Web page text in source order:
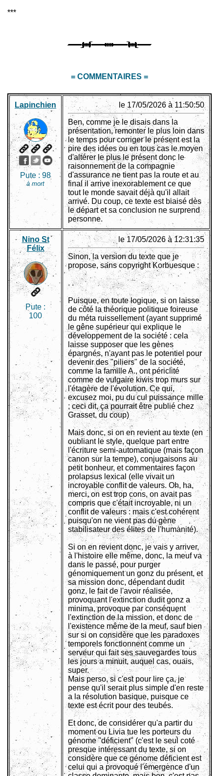
***
= COMMENTAIRES =
Lapinchien
Pute : 98
à mort
le 17/05/2026 à 11:50:50
Ben, comme je le disais dans la
présentation, remonter le plus loin dans
le temps pour corriger le présent est la
pire des idées ou en tous cas le moyen
d'altérer le plus le présent donc le
raisonnement de la compagnie
d'assurance ne tient pas la route et au
final il arrive inexorablement ce que
tout le monde savait déjà qu'il allait
arrivé. Du coup, ce texte est biaisé dès
le départ et sa conclusion ne surprend
personne.
Nino St
Félix
Pute :
100
le 17/05/2026 à 12:31:35
Sinon, la version du texte que je
propose, sans copyright Korbuesque :
. .
Puisque, en toute logique, si on laisse
de côté la théorique politique foireuse
du méta ruissellement (ayant supprimé
le gêne supérieur qui explique le
développement de la société : cela
laisse supposer que les gènes
épargnés, n'ayant pas le potentiel pour
devenir des "piliers" de la société,
comme la famille A., ont périclité
comme de vulgaire kiwis trop murs sur
l'étagère de l'évolution. Ce qui,
excusez moi, pu du cul puissance mille
; ceci dit, ça pourrait être publié chez
Grasset, du coup)
Mais donc, si on en revient au texte (en
oubliant le style, quelque part entre
l'écriture semi-automatique (mais façon
canon sur la tempe), conjugaisons au
petit bonheur, et commentaires façon
prolapsus lexical (elle vivait un
incroyable conflit de valeurs. Oh, ha,
merci, on est trop cons, on avait pas
compris que c'était incroyable, ni un
conflit de valeurs : mais c'est cohérent
puisqu'on ne vient pas du gène
stabilisateur des élites de l'humanité).
Si on en revient donc, je vais y arriver,
à l'histoire elle même, donc, la meuf va
dans le passé, pour purger
génomiquement un gonz du présent, et
sa mission donc, dépendant dudit
gonz, le fait de l'avoir réalisée,
provoquant l'extinction dudit gonz a
minima, provoque par conséquent
l'extinction de la mission, et donc de
l'existence même de la meuf, sauf bien
sur si on considère que les paradoxes
temporels fonctionnent comme un
serveur qui fait ses sauvegardes tous
les jours a minuit, auquel cas, ouais,
super.
Mais perso, si c'est pour lire ça, je
pense qu'il serait plus simple d'en reste
a la résolution basique, puisque ce
texte est écrit pour des teubés.
Et donc, de considérer qu'a partir du
moment ou Livia tue les porteurs du
génome "déficient" (c'est le seul coté
presque intéressant du texte, si on
considère que ce génome déficient est
celui qui a provoqué l'émergence d'un